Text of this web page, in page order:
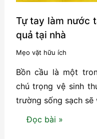
Tự tay làm nước
quả tại nhà
Mẹo vặt hữu ích
Bồn cầu là một
chú trọng vệ sinh
trường sống sạch
Tự
Đọc bài »